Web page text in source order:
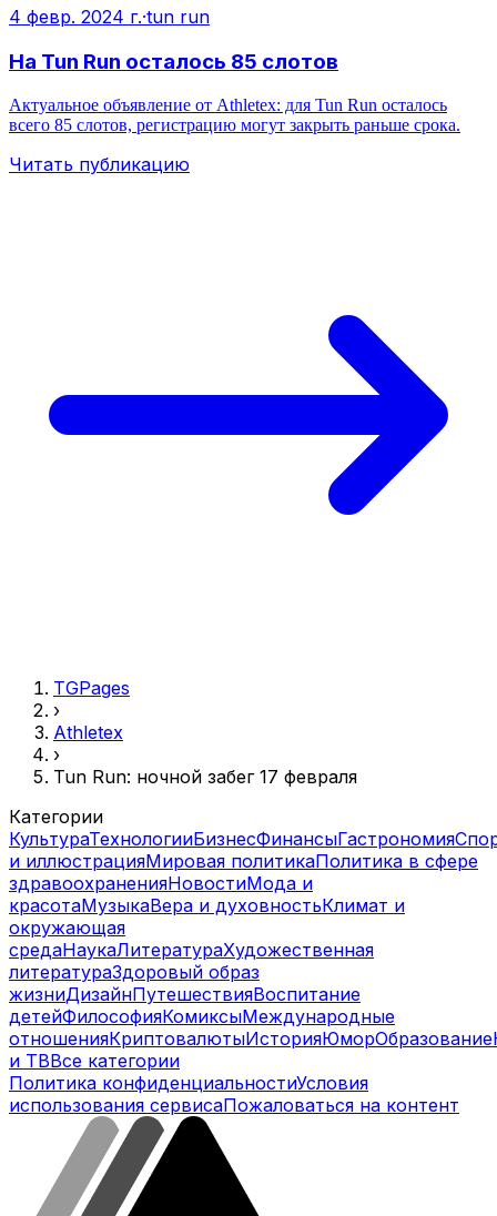
4 февр. 2024 г.·tun run
На Tun Run осталось 85 слотов
Актуальное объявление от Athletex: для Tun Run осталось
всего 85 слотов, регистрацию могут закрыть раньше срока.
Читать публикацию
TGPages
›
Athletex
›
Tun Run: ночной забег 17 февраля
Категории
КультураТехнологииБизнесФинансыГастрономия
и иллюстрацияМировая политикаПолитика в сфере
здравоохраненияНовостиМода и
красотаМузыкаВера и духовностьКлимат и
окружающая
средаНаукаЛитератураХудожественная
литератураЗдоровый образ
жизниДизайнПутешествияВоспитание
детейФилософияКомиксыМеждународные
отношенияКриптовалютыИсторияЮморОбразование
и ТВВсе категории
Политика конфиденциальностиУсловия
использования сервисаПожаловаться на контент